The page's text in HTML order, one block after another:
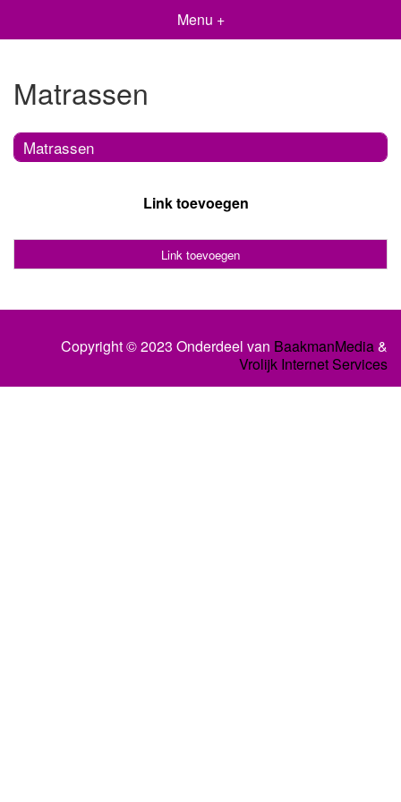
Menu +
Matrassen
Matrassen
Link toevoegen
Link toevoegen
Copyright © 2023 Onderdeel van BaakmanMedia&
Vrolijk Internet Services